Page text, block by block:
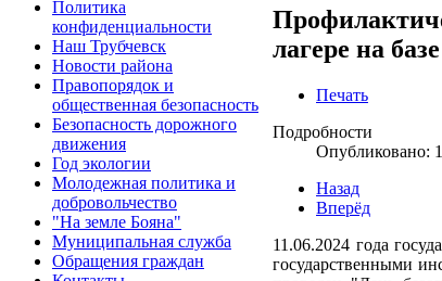
Политика
конфиденциальности
Наш Трубчевск
Новости района
Правопорядок и
общественная безопасность
Безопасность дорожного
движения
Год экологии
Молодежная политика и
добровольчество
"На земле Бояна"
Муниципальная служба
Обращения граждан
лагере на
Печать
Подробности
Опубликовано:
Назад
Вперёд
11.06.2024 года
государственными